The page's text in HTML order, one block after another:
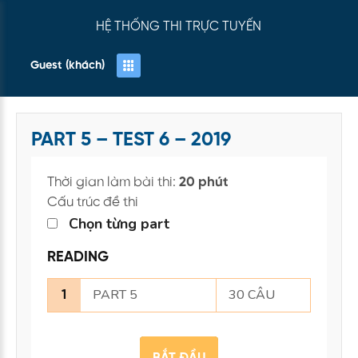
HỆ THỐNG THI TRỰC TUYẾN
Guest (khách)
PART 5 – TEST 6 – 2019
Thời gian làm bài thi: 20 phút
Cấu trúc đề thi
Chọn từng part
READING
1 PART 5 30 CÂU